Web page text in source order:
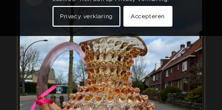
Privacy verklaring Accepteren